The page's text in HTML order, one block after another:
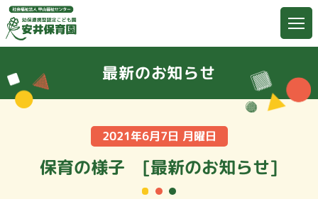
最新のお知らせ
2021年6月7日 月曜日
保育の様子 [最新のお知らせ]